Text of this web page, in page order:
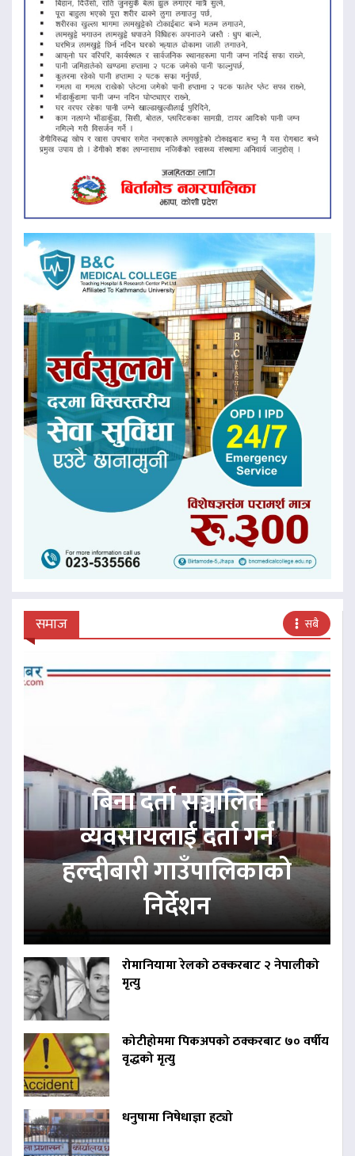
समाज सबै
बिना दर्ता सञ्चालित
व्यवसायलाई दर्ता गर्न
हल्दीबारी गाउँपालिकाको
निर्देशन
रोमानियामा रेलको ठक्करबाट २ नेपालीको
मृत्यु
कोटीहोममा पिकअपको ठक्करबाट ७० वर्षीय
वृद्धको मृत्यु
धनुषामा निषेधाज्ञा हट्यो